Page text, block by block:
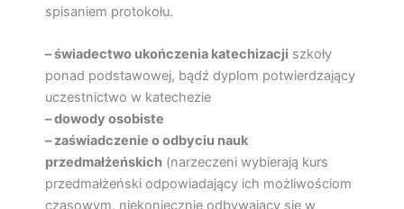
spisaniem protokołu.
– świadectwo ukończenia katechizacji szkoły
ponad podstawowej, bądź dyplom potwierdzający
uczestnictwo w katechezie
– dowody osobiste
– zaświadczenie o odbyciu nauk
przedmałżeńskich (narzeczeni wybierają kurs
przedmałżeński odpowiadający ich możliwościom